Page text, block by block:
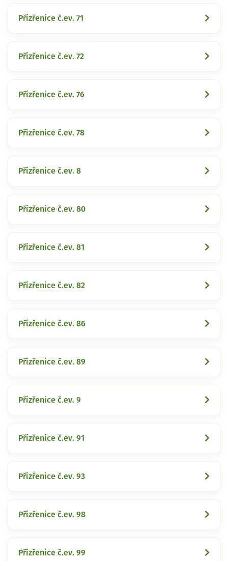
Přízřenice č.ev. 71
Přízřenice č.ev. 72
Přízřenice č.ev. 76
Přízřenice č.ev. 78
Přízřenice č.ev. 8
Přízřenice č.ev. 80
Přízřenice č.ev. 81
Přízřenice č.ev. 82
Přízřenice č.ev. 86
Přízřenice č.ev. 89
Přízřenice č.ev. 9
Přízřenice č.ev. 91
Přízřenice č.ev. 93
Přízřenice č.ev. 98
Přízřenice č.ev. 99